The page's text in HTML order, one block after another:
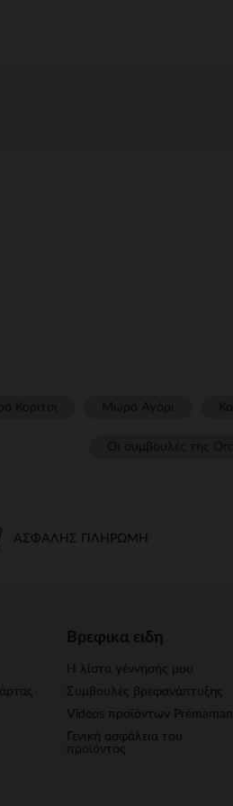
ΑΣΦΑΛΉΣ ΠΛΗΡΩΜΉ
Βρεφικα ειδη
Η λίστα γέννησής μου
Συμβουλές βρεφανάπτυξης
Videos προϊόντων Prémaman
Γενική ασφάλεια του
προϊόντος